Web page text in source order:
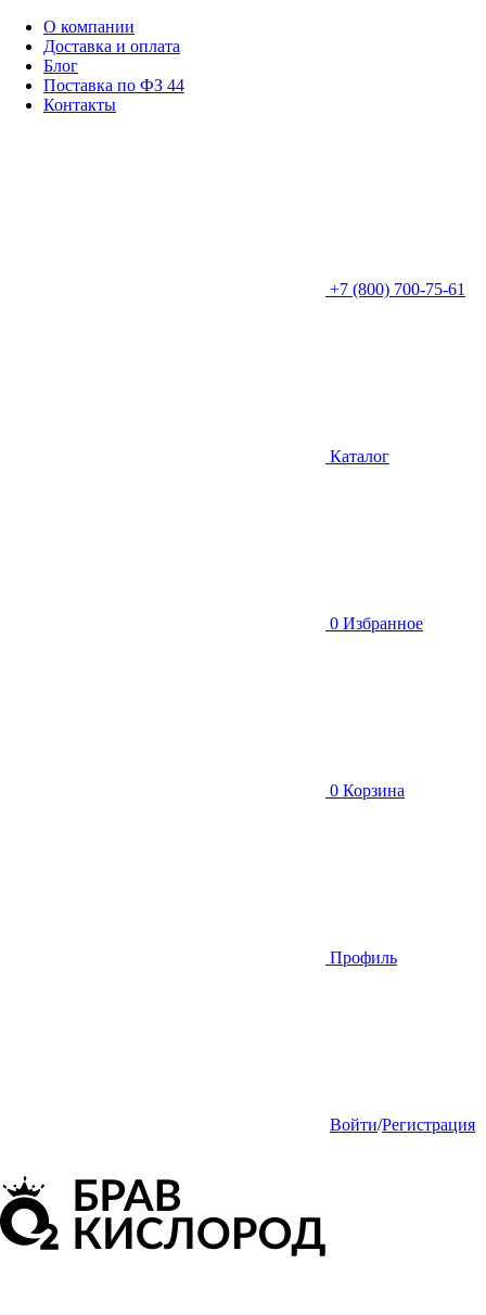
О компании
Доставка и оплата
Блог
Поставка по ФЗ 44
Контакты
+7 (800) 700-75-61
Каталог
0 Избранное
0 Корзина
Профиль
Войти/Регистрация